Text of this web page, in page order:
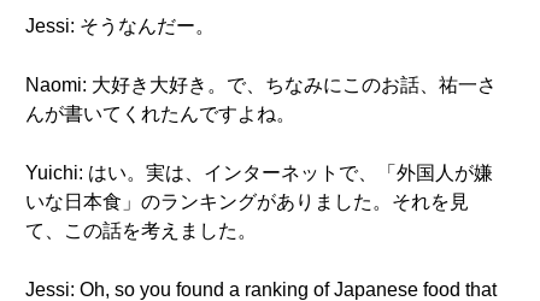
Jessi: そうなんだー。
Naomi: 大好き大好き。で、ちなみにこのお話、祐一さ
んが書いてくれたんですよね。
Yuichi: はい。実は、インターネットで、「外国人が嫌
いな日本食」のランキングがありました。それを見
て、この話を考えました。
Jessi: Oh, so you found a ranking of Japanese food that